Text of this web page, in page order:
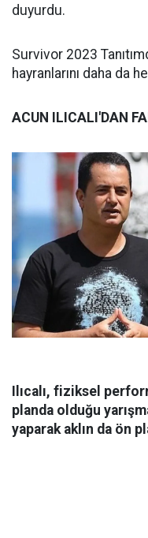
duyurdu.
Survivor 2023
hayranlarını daha da
ACUN ILICALI'DAN
Ilıcalı, fiziksel
planda olduğu
yaparak aklın da ön